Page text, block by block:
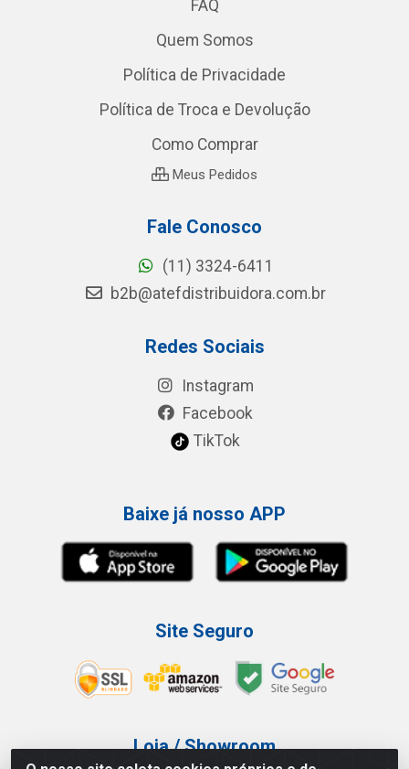
FAQ
Quem Somos
Política de Privacidade
Política de Troca e Devolução
Como Comprar
Meus Pedidos
Fale Conosco
(11) 3324-6411
b2b@atefdistribuidora.com.br
Redes Sociais
Instagram
Facebook
TikTok
Baixe já nosso APP
Site Seguro
Loja / Showroom